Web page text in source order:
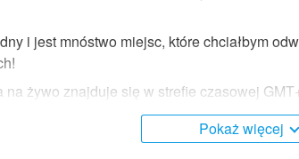
i jest mnóstwo miejsc, które chciałbym
na żywo znajduje się w strefie czasowej
Pokaż więcej